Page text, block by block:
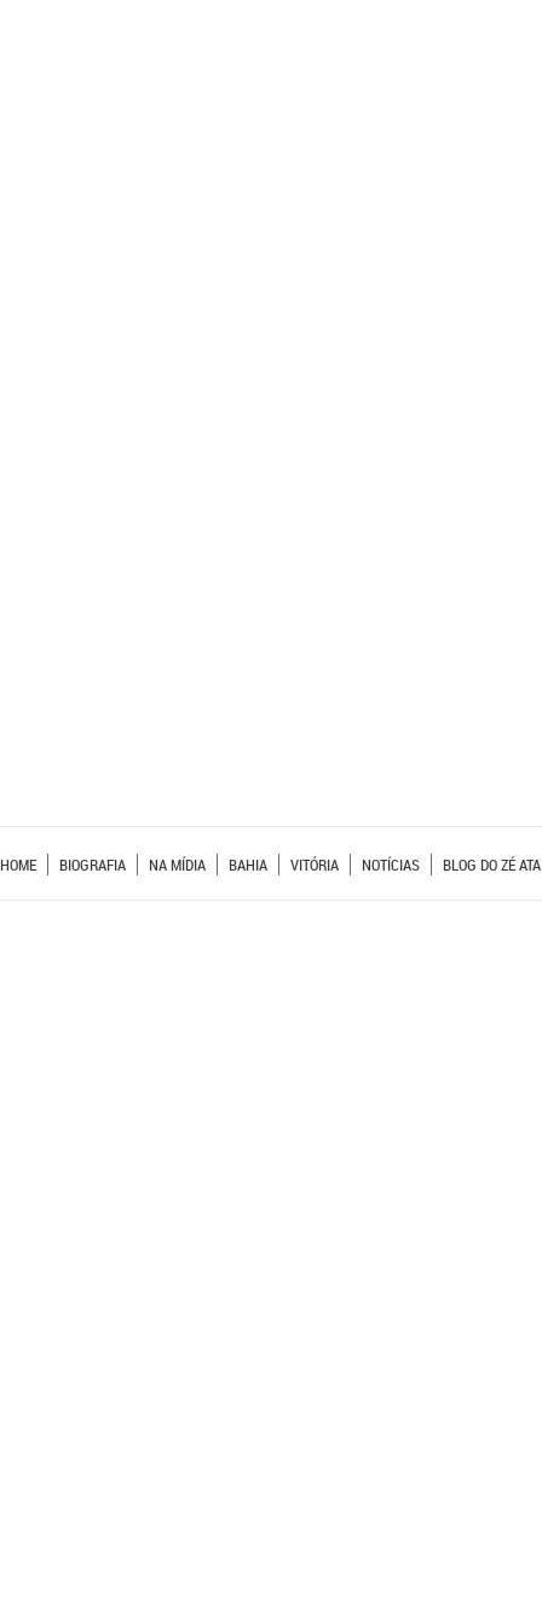
HOME BIOGRAFIA NA MÍDIA BAHIA VITÓRIA NOTÍCIAS BLOG DO ZÉ